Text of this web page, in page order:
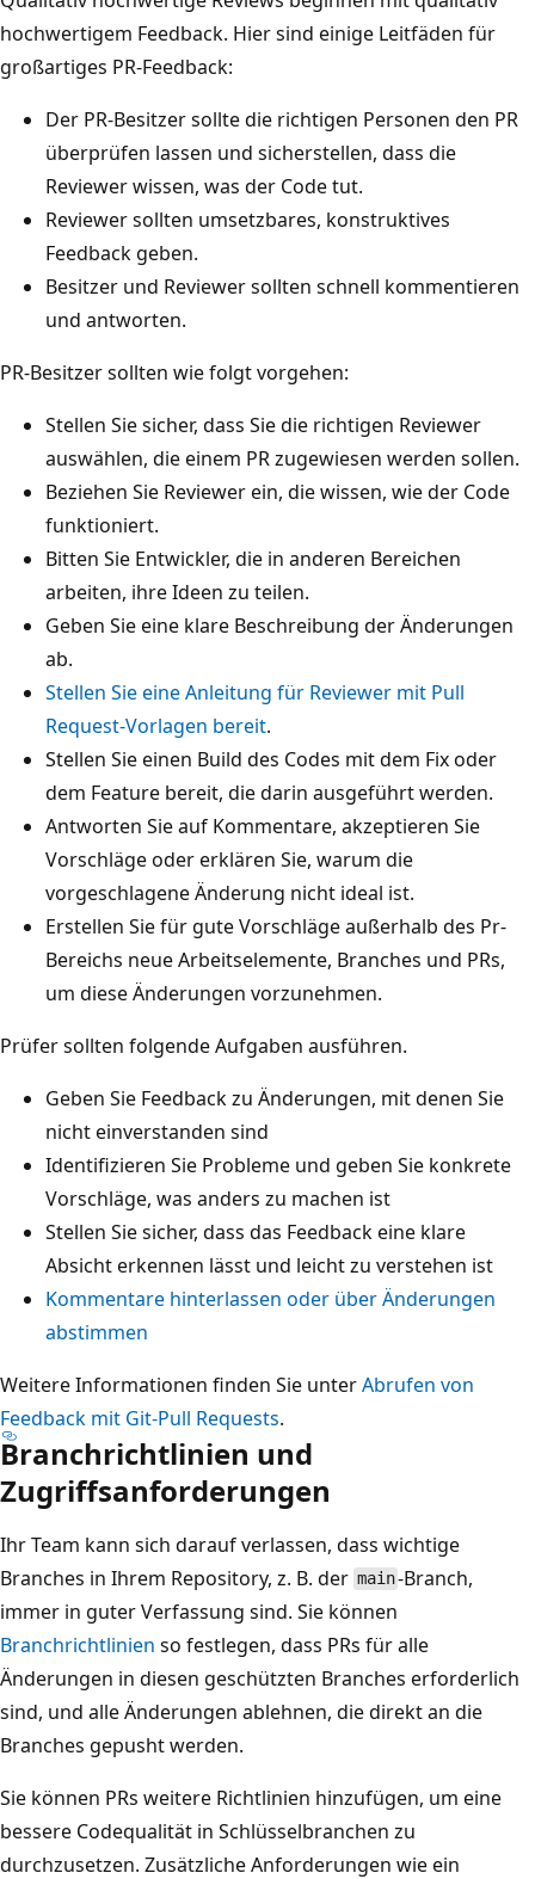
hochwertigem Feedback. Hier sind einige Leitfäden für
großartiges PR-Feedback:
Der PR-Besitzer sollte die richtigen Personen den PR
überprüfen lassen und sicherstellen, dass die
Reviewer wissen, was der Code tut.
Reviewer sollten umsetzbares, konstruktives
Feedback geben.
Besitzer und Reviewer sollten schnell kommentieren
und antworten.
PR-Besitzer sollten wie folgt vorgehen:
Stellen Sie sicher, dass Sie die richtigen Reviewer
auswählen, die einem PR zugewiesen werden sollen.
Beziehen Sie Reviewer ein, die wissen, wie der Code
funktioniert.
Bitten Sie Entwickler, die in anderen Bereichen
arbeiten, ihre Ideen zu teilen.
Geben Sie eine klare Beschreibung der Änderungen
ab.
Stellen Sie eine Anleitung für Reviewer mit Pull
Request-Vorlagen bereit.
Stellen Sie einen Build des Codes mit dem Fix oder
dem Feature bereit, die darin ausgeführt werden.
Antworten Sie auf Kommentare, akzeptieren Sie
Vorschläge oder erklären Sie, warum die
vorgeschlagene Änderung nicht ideal ist.
Erstellen Sie für gute Vorschläge außerhalb des Pr-
Bereichs neue Arbeitselemente, Branches und PRs,
um diese Änderungen vorzunehmen.
Prüfer sollten folgende Aufgaben ausführen.
Geben Sie Feedback zu Änderungen, mit denen Sie
nicht einverstanden sind
Identifizieren Sie Probleme und geben Sie konkrete
Vorschläge, was anders zu machen ist
Stellen Sie sicher, dass das Feedback eine klare
Absicht erkennen lässt und leicht zu verstehen ist
Kommentare hinterlassen oder über Änderungen
abstimmen
Weitere Informationen finden Sie unterAbrufen von
Feedback mit Git-Pull Requests.
Branchrichtlinien und
Zugriffsanforderungen
Ihr Team kann sich darauf verlassen, dass wichtige
Branches in Ihrem Repository, z. B. der main-Branch,
immer in guter Verfassung sind. Sie können
Branchrichtlinien so festlegen, dass PRs für alle
Änderungen in diesen geschützten Branches erforderlich
sind, und alle Änderungen ablehnen, die direkt an die
Branches gepusht werden.
Sie können PRs weitere Richtlinien hinzufügen, um eine
bessere Codequalität in Schlüsselbranchen zu
durchzusetzen. Zusätzliche Anforderungen wie ein